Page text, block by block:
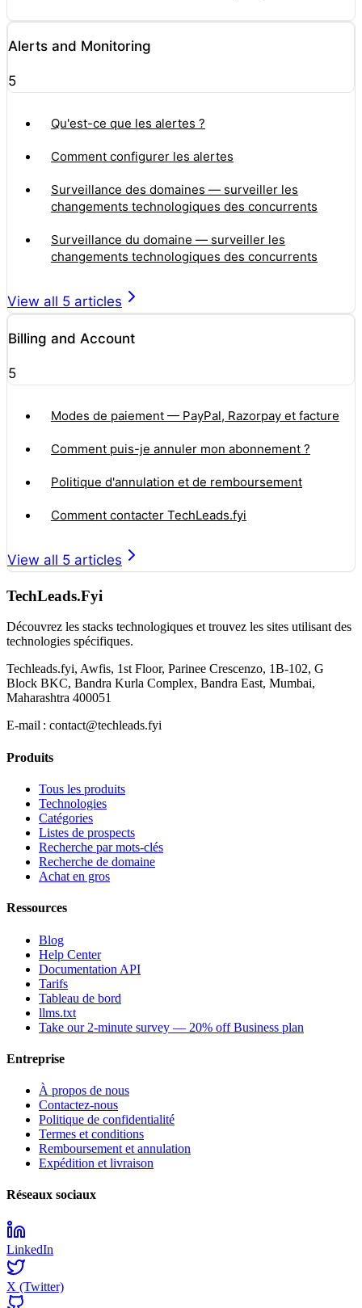
Alerts and Monitoring
5
Qu'est-ce que les alertes ?
Comment configurer les alertes
Surveillance des domaines — surveiller les
changements technologiques des concurrents
Surveillance du domaine — surveiller les
changements technologiques des concurrents
View all 5 articles
Billing and Account
5
Modes de paiement — PayPal, Razorpay et facture
Comment puis-je annuler mon abonnement ?
Politique d'annulation et de remboursement
Comment contacter TechLeads.fyi
View all 5 articles
TechLeads.Fyi
Découvrez les stacks technologiques et trouvez les sites utilisant des
technologies spécifiques.
Techleads.fyi, Awfis, 1st Floor, Parinee Crescenzo, 1B-102, G
Block BKC, Bandra Kurla Complex, Bandra East, Mumbai,
Maharashtra 400051
E‑mail : contact@techleads.fyi
Produits
Tous les produits
Technologies
Catégories
Listes de prospects
Recherche par mots-clés
Recherche de domaine
Achat en gros
Ressources
Blog
Help Center
Documentation API
Tarifs
Tableau de bord
llms.txt
Take our 2-minute survey — 20% off Business plan
Entreprise
À propos de nous
Contactez-nous
Politique de confidentialité
Termes et conditions
Remboursement et annulation
Expédition et livraison
Réseaux sociaux
LinkedIn
X (Twitter)